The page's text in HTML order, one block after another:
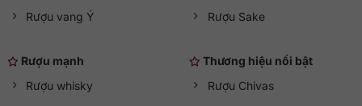
Rượu vang Ý Rượu Sake
Rượu mạnh
Rượu whisky
Thương hiệu nổi bật
Rượu Chivas